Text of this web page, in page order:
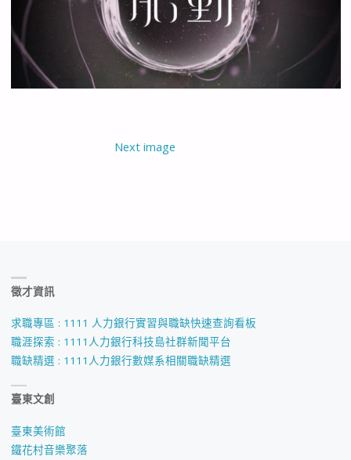
Next image
徵才資訊
求職專區 : 1111 人力銀行實習與職缺快速查詢看板
職涯探索 : 1111人力銀行科技島社群新聞平台
職缺精選 : 1111人力銀行數媒系相關職缺精選
臺東文創
臺東美術館
鐵花村音樂聚落